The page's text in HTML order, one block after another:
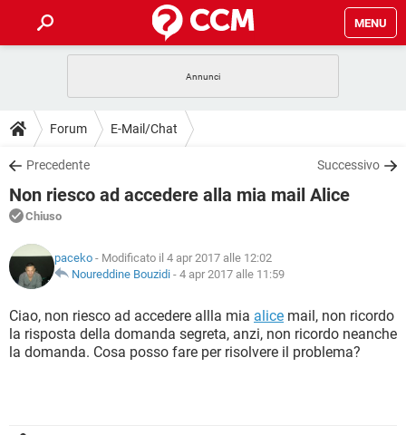
MENU
INTRATTENIMENTO
iOS
INSTAGRAM WHATSAPP
TIKTOK
HARDWARE
GUIDE
COVID-19
iOS
INSTAGRAM
TIKTOK FACEBOOK
DOWNLOAD
COVID-19 GAMING
INTRATTENIMENTO
iOS WINDOWS 10
INSTAGRAM
TIKTOK FACEBOOK
HARDWARE
FORUM
COVID-19
INTRATTENIMENTO ANDROID
INSTAGRAM WHATSAPP
GLOSSARIO
COVID-19
INTRATTENIMENTO ANDROID
iOS WINDOWS 10
Forum E-Mail/Chat
Precedente Successivo
Non riesco ad accedere alla mia mail Alice
Chiuso
paceko - Modificato il 4 apr 2017 alle 12:02
Noureddine Bouzidi - 4 apr 2017 alle 11:59
Ciao, non riesco ad accedere allla mia alice mail, non ricordo
la risposta della domanda segreta, anzi, non ricordo neanche
la domanda. Cosa posso fare per risolvere il problema?